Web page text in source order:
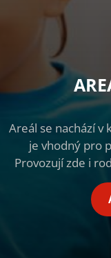
Areál se nachází v
je vhodný pro
Provozují zde i